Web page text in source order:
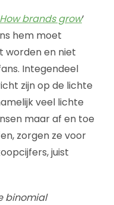
How brands grow’
hem moet
worden en niet
Integendeel
zijn op de lichte
veel lichte
maar af en toe
zorgen ze voor
juist
binomial